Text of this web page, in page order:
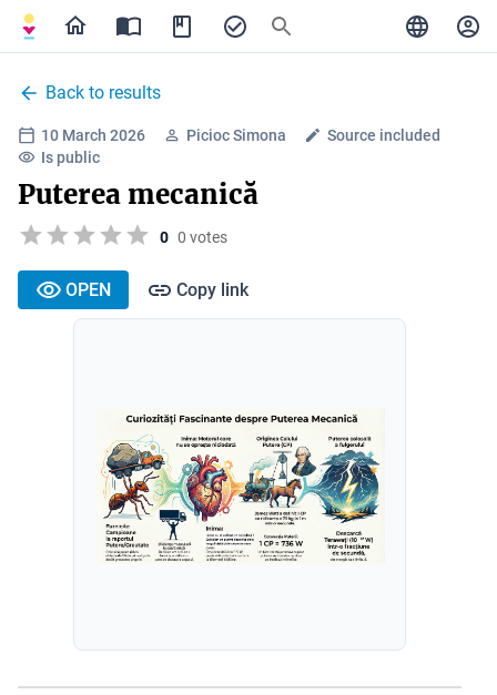
Back to results
10 March 2026 Picioc Simona
Source included
Is public
Puterea mecanică
0 0 votes
OPEN Copy link